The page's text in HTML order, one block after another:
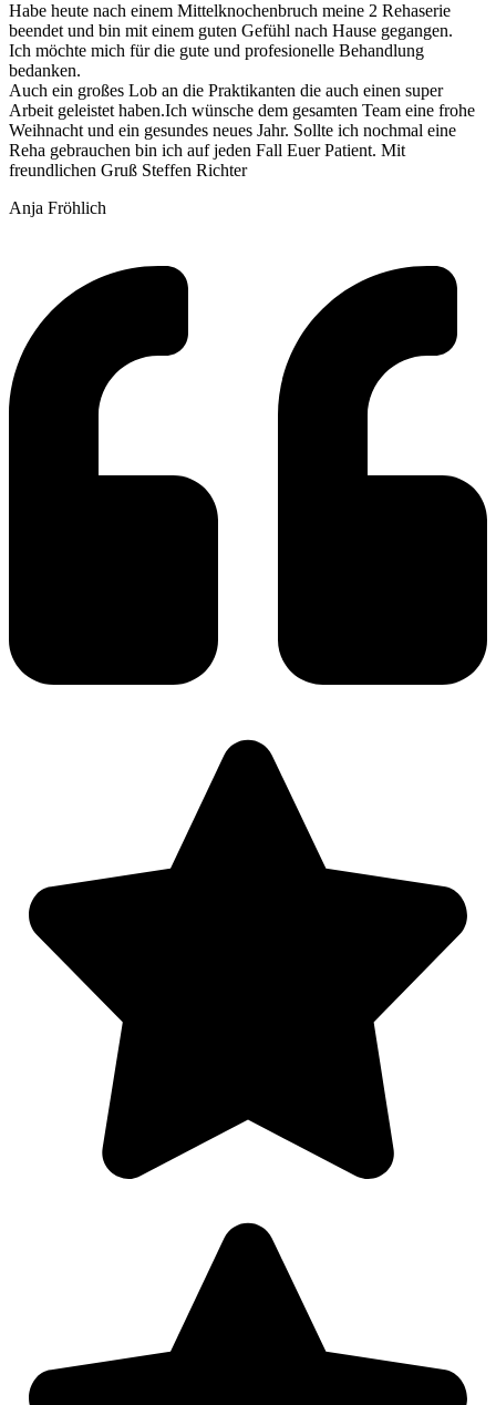
Habe heute nach einem Mittelknochenbruch meine 2 Rehaserie
beendet und bin mit einem guten Gefühl nach Hause gegangen.
Ich möchte mich für die gute und profesionelle Behandlung
bedanken.
Auch ein großes Lob an die Praktikanten die auch einen super
Arbeit geleistet haben.Ich wünsche dem gesamten Team eine frohe
Weihnacht und ein gesundes neues Jahr. Sollte ich nochmal eine
Reha gebrauchen bin ich auf jeden Fall Euer Patient. Mit
freundlichen Gruß Steffen Richter
Anja Fröhlich